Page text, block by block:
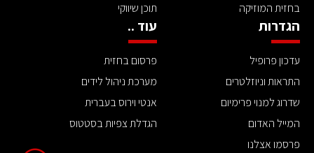
בחזית המוזיקה
תוכן שיווקי
הגדרות
עדכון פרופיל
התראות וניוזלטרים
שדרוג למנוי פרימיום
המייל האדום
פרסמו אצלנו
עוד ..
פרסום בחזית
מערכת ניהול לידים
אנטי וירוס בעברית
הגדלת צפיות בסטטוס